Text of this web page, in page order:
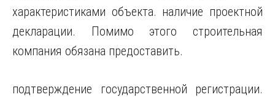
характеристиками объекта. наличие проектной
декларации. Помимо этого строительная
компания обязана предоставить.
подтверждение государственной регистрации.